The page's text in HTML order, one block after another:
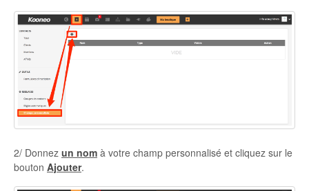
2/ Donnez un nom à votre champ personnalisé et cliquez sur le
bouton Ajouter.